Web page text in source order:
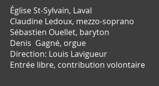
Église St-Sylvain, Laval
Claudine Ledoux, mezzo-soprano
Sébastien Ouellet, baryton
Denis Gagné, orgue
Direction: Louis Lavigueur
Entrée libre, contribution volontaire